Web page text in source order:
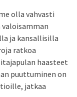
olla vahvasti
valoisamman
ja kansallisilla
ratkoa
haasteet
puuttuminen on
jatkaa